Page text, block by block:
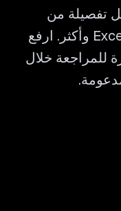
تفصيلة من
التخطيط عبر PDF و Word و Excel وأكثر. ارفع
للمراجعة خلال